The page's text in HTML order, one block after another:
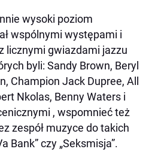
wysoki poziom
wspólnymi występami i
licznymi gwiazdami jazzu
byli: Sandy Brown, Beryl
Champion Jack Dupree, All
Nkolas, Benny Waters i
, wspomnieć też
zespół muzyce do takich
Bank” czy „Seksmisja”.